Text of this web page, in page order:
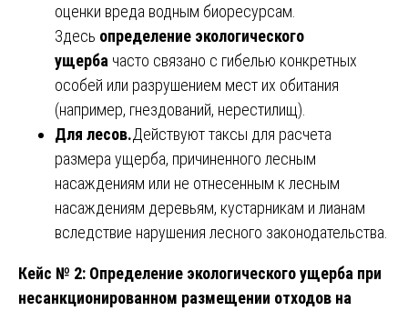
оценки вреда водным биоресурсам.
Здесь определение экологического
ущерба часто связано с гибелью конкретных
особей или разрушением мест их обитания
(например, гнездований, нерестилищ).
Для лесов.Действуют таксы для расчета
размера ущерба, причиненного лесным
насаждениям или не отнесенным к лесным
насаждениям деревьям, кустарникам и лианам
вследствие нарушения лесного законодательства.
Кейс № 2: Определение экологического ущерба при
несанкционированном размещении отходов на